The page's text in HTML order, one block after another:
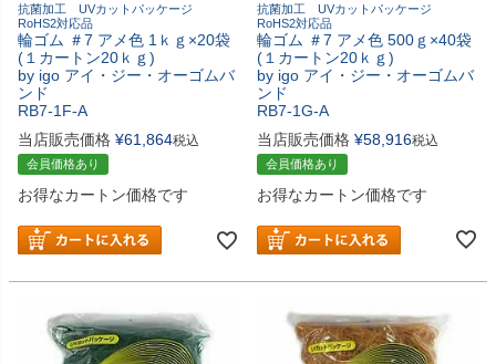
抗菌加工 UVカットパッケージ
RoHS2対応品
輪ゴム ＃7 アメ色 1ｋｇ×20袋
(１カートン20ｋｇ)
by igo アイ・ジー・オーゴムバ
ンド
RB7-1F-A
当店販売価格 ¥61,864税込
会員価格あり
お得なカートン価格です
抗菌加工 UVカットパッケージ
RoHS2対応品
輪ゴム ＃7 アメ色 500ｇ×40袋
(１カートン20ｋｇ)
by igo アイ・ジー・オーゴムバ
ンド
RB7-1G-A
当店販売価格 ¥58,916税込
会員価格あり
お得なカートン価格です